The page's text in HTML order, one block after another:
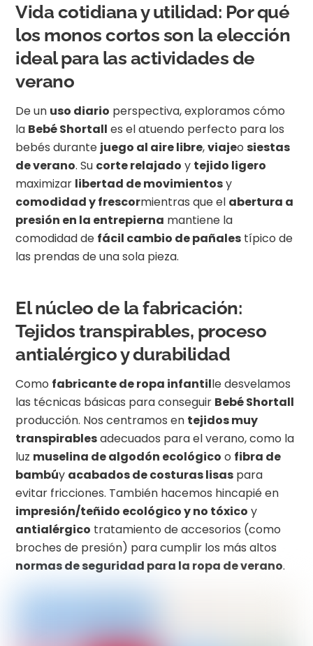
Vida cotidiana y utilidad: Por qué
los monos cortos son la elección
ideal para las actividades de
verano
De un uso diario perspectiva, exploramos cómo
la Bebé Shortall es el atuendo perfecto para los
bebés durante juego al aire libre,viajeo siestas
de verano. Su corte relajado y tejido ligero
maximizar libertad de movimientosy
comodidad y frescormientras que el abertura a
presión en la entrepierna mantiene la
comodidad de fácil cambio de pañales típico de
las prendas de una sola pieza.
El núcleo de la fabricación:
Tejidos transpirables, proceso
antialérgico y durabilidad
Como fabricante de ropa infantille desvelamos
las técnicas básicas para conseguir Bebé Shortall
producción. Nos centramos en tejidos muy
transpirablesadecuados para el verano, como la
luz muselina de algodón ecológico o fibra de
bambúy acabados de costuras lisas para
evitar fricciones. También hacemos hincapié en
impresión/teñido ecológico y no tóxico y
antialérgico tratamiento de accesorios (como
broches de presión) para cumplir los más altos
normas de seguridad para la ropa de verano.